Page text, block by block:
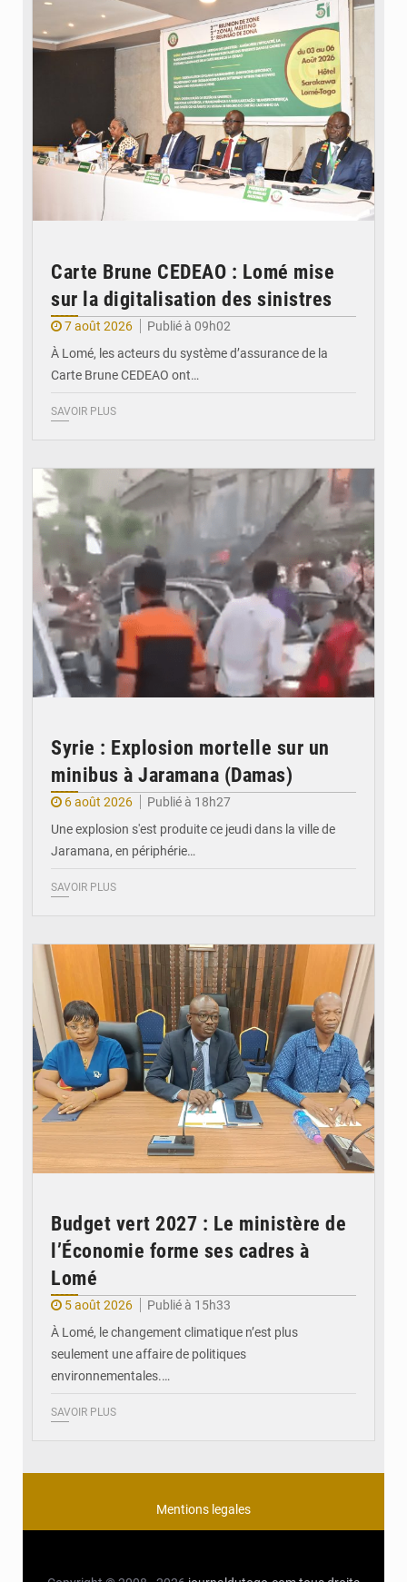
Carte Brune CEDEAO : Lomé mise
sur la digitalisation des sinistres
7 août 2026
Publié à 09h02
À Lomé, les acteurs du système d’assurance de la
Carte Brune CEDEAO ont…
SAVOIR PLUS
Syrie : Explosion mortelle sur un
minibus à Jaramana (Damas)
6 août 2026
Publié à 18h27
Une explosion s'est produite ce jeudi dans la ville de
Jaramana, en périphérie…
SAVOIR PLUS
Budget vert 2027 : Le ministère de
l’Économie forme ses cadres à
Lomé
5 août 2026
Publié à 15h33
À Lomé, le changement climatique n’est plus
seulement une affaire de politiques
environnementales.…
SAVOIR PLUS
Mentions legales